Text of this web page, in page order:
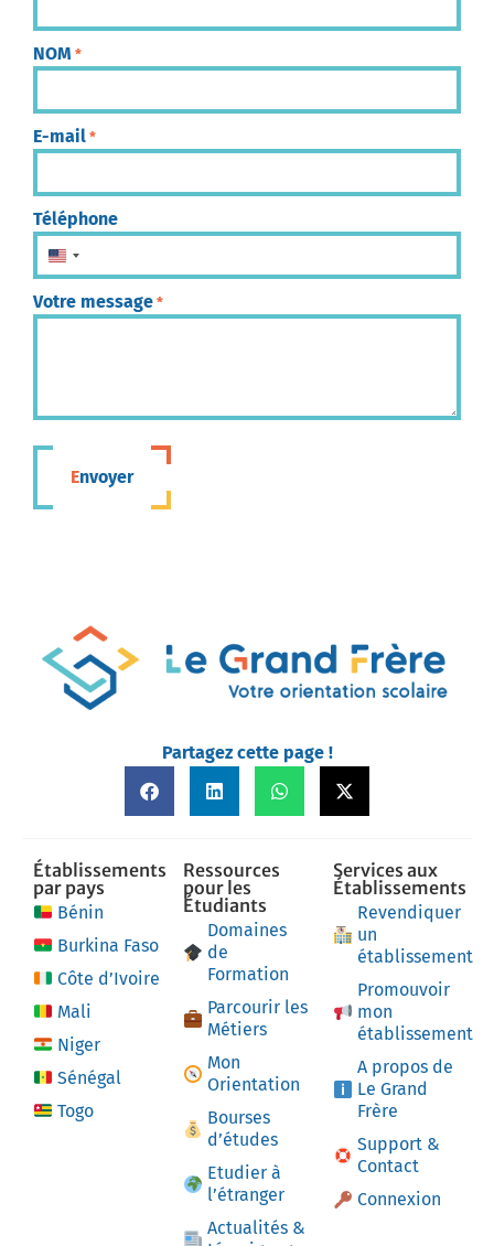
NOM *
E-mail *
Téléphone
États-Unis +1
Votre message *
Envoyer
Partagez cette page !
Établissements
par pays
Bénin
Burkina Faso
Côte d’Ivoire
Mali
Niger
Sénégal
Togo
Ressources
pour les
Étudiants
Domaines
de
Formation
Parcourir les
Métiers
Mon
Orientation
Bourses
d’études
Etudier à
l’étranger
Actualités &
Services aux
Établissements
Revendiquer
un
établissement
Promouvoir
mon
établissement
A propos de
Le Grand
Frère
Support &
Contact
Connexion